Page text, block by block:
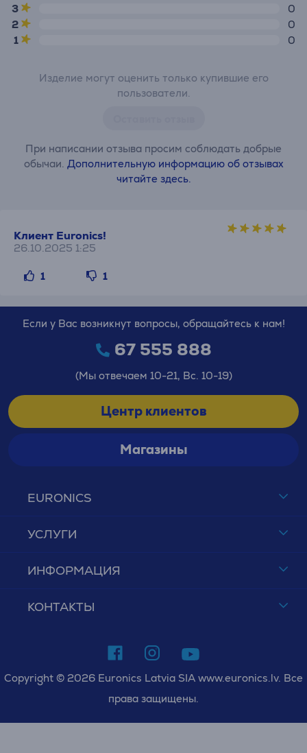
3
0
2
0
1
0
Изделие могут оценить только купившие его
пользователи.
При написании отзыва просим соблюдать добрые
обычаи. Дополнительную информацию об отзывах
читайте здесь.
Клиент Euronics!
26.10.2025 1:25
1 1
EURONICS
УСЛУГИ
ИНФОРМАЦИЯ
КОНТАКТЫ
Если у Вас возникнут вопросы, обращайтесь к нам!
67 555 888
(Мы отвечаем 10-21, Вс. 10-19)
Центр клиентов
Магазины
Copyright © 2026 Euronics Latvia SIA www.euronics.lv. Все
права защищены.